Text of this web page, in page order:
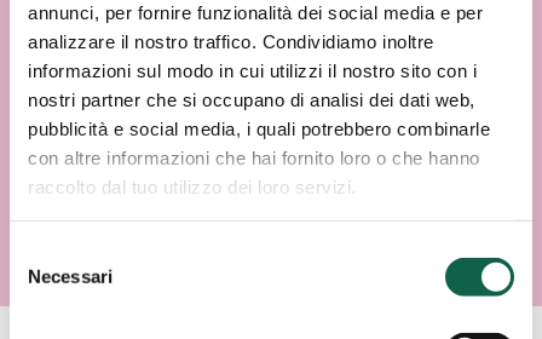
annunci, per fornire funzionalità dei social media e per
analizzare il nostro traffico. Condividiamo inoltre
informazioni sul modo in cui utilizzi il nostro sito con i
nostri partner che si occupano di analisi dei dati web,
pubblicità e social media, i quali potrebbero combinarle
con altre informazioni che hai fornito loro o che hanno
raccolto dal tuo utilizzo dei loro servizi.
del
consenso
Necessari